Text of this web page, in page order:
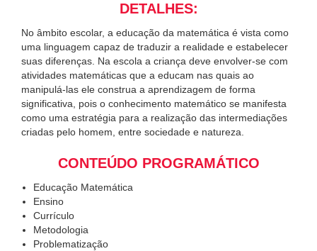
DETALHES:
No âmbito escolar, a educação da matemática é vista como
uma linguagem capaz de traduzir a realidade e estabelecer
suas diferenças. Na escola a criança deve envolver-se com
atividades matemáticas que a educam nas quais ao
manipulá-las ele construa a aprendizagem de forma
significativa, pois o conhecimento matemático se manifesta
como uma estratégia para a realização das intermediações
criadas pelo homem, entre sociedade e natureza.
CONTEÚDO PROGRAMÁTICO
Educação Matemática
Ensino
Currículo
Metodologia
Problematização